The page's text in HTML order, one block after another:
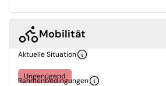
Mobilität
Aktuelle Situation
Ungenügend
Rahmenbedingungen